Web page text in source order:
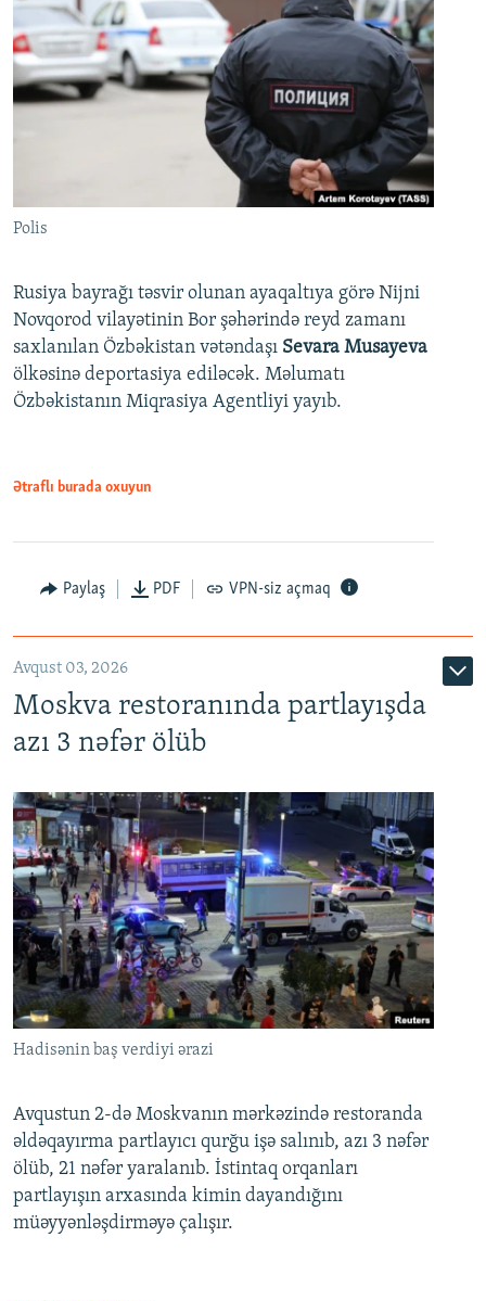
Polis
Rusiya bayrağı təsvir olunan ayaqaltıya görə Nijni
Novqorod vilayətinin Bor şəhərində reyd zamanı
saxlanılan Özbəkistan vətəndaşı Sevara Musayeva
ölkəsinə deportasiya ediləcək. Məlumatı
Özbəkistanın Miqrasiya Agentliyi yayıb.
Ətraflı burada oxuyun
Paylaş PDF VPN-siz açmaq
Avqust 03, 2026
Moskva restoranında partlayışda
azı 3 nəfər ölüb
Hadisənin baş verdiyi ərazi
Avqustun 2-də Moskvanın mərkəzində restoranda
əldəqayırma partlayıcı qurğu işə salınıb, azı 3 nəfər
ölüb, 21 nəfər yaralanıb. İstintaq orqanları
partlayışın arxasında kimin dayandığını
müəyyənləşdirməyə çalışır.